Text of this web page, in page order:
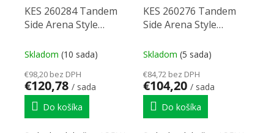
KES 260284 Tandem
Side Arena Style
Skladom (10 sada)
€98,20 bez DPH
€120,78 / sada
Do košíka
KES 260276 Tandem
Side Arena Style
Skladom (5 sada)
€84,72 bez DPH
€104,20 / sada
Do košíka